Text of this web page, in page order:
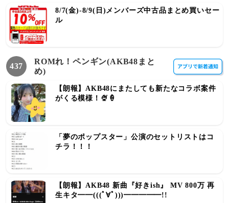
8/7(金)-8/9(日)メンバーズ中古品まとめ買いセー
ル
437
ROMれ！ペンギン(AKB48まと
め)
【朗報】AKB48にまたしても新たなコラボ案件
がくる模様！🍨🍦
「夢のポップスター」公演のセットリストはコ
チラ！！！
【朗報】AKB48 新曲『好きish』 MV 800万 再
生キタ━━(((ﾟ∀ﾟ)))━━━━━!!